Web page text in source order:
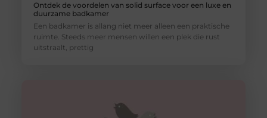
Ontdek de voordelen van solid surface voor een luxe en
duurzame badkamer
Een badkamer is allang niet meer alleen een praktische
ruimte. Steeds meer mensen willen een plek die rust
uitstraalt, prettig